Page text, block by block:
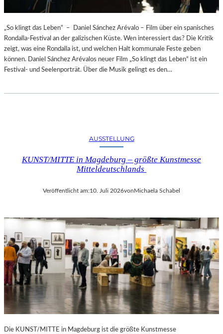
„So klingt das Leben“ – Daniel Sánchez Arévalo – Film über ein spanisches
Rondalla-Festival an der galizischen Küste. Wen interessiert das? Die Kritik
zeigt, was eine Rondalla ist, und welchen Halt kommunale Feste geben
können. Daniel Sánchez Arévalos neuer Film „So klingt das Leben“ ist ein
Festival- und Seelenporträt. Über die Musik gelingt es den…
AUSSTELLUNG
KUNST/MITTE in Magdeburg – größte Kunstmesse
Mitteldeutschlands
Veröffentlicht am:10. Juli 2026vonMichaela Schabel
Die KUNST/MITTE in Magdeburg ist die größte Kunstmesse